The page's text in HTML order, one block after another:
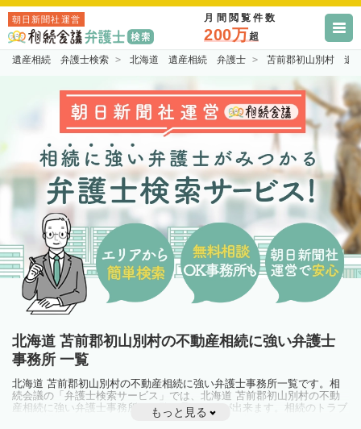
朝日新聞社運営 月間閲覧件数
200万超
遺産相続 弁護士検索 北海道 遺産相続 弁護士 苫前郡初山別村 遺
北海道 苫前郡初山別村の不動産相続に強い弁護士
事務所 一覧
北海道 苫前郡初山別村の不動産相続に強い弁護士事務所一覧です。相
続会議の「弁護士検索サービス」では、北海道 苫前郡初山別村の不動
産相続に強い弁護士事務所を一覧で見ることが出来ます。相続のトラブ
ルやお悩みを抱えている方は一度近隣の弁護士に相談してみましょう。
もっと見る